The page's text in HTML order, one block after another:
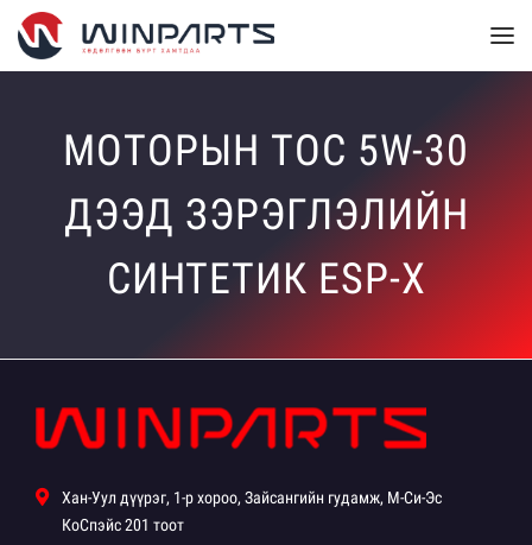
МОТОРЫН ТОС 5W-30
ДЭЭД ЗЭРЭГЛЭЛИЙН
СИНТЕТИК ESP-X
Хан-Уул дүүрэг, 1-р хороо, Зайсангийн гудамж, М-Си-Эс
КоСпэйс 201 тоот